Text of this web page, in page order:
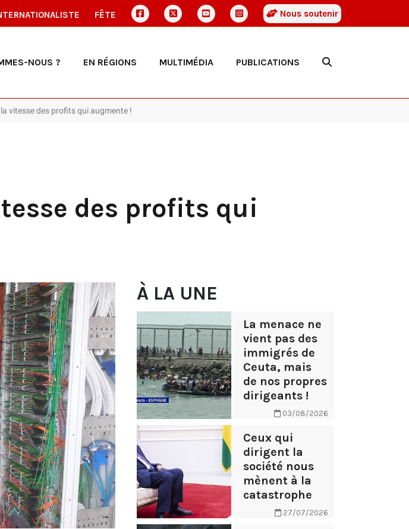
FÊTE Nous soutenir
NOUS ? EN RÉGIONS MULTIMÉDIA PUBLICATIONS
vitesse des profits qui augmente !
des profits qui
À LA UNE
La menace ne
vient pas des
immigrés de
Ceuta, mais
de nos propres
dirigeants !
03/08/2026
Ceux qui
dirigent la
société nous
mènent à la
catastrophe
27/07/2026